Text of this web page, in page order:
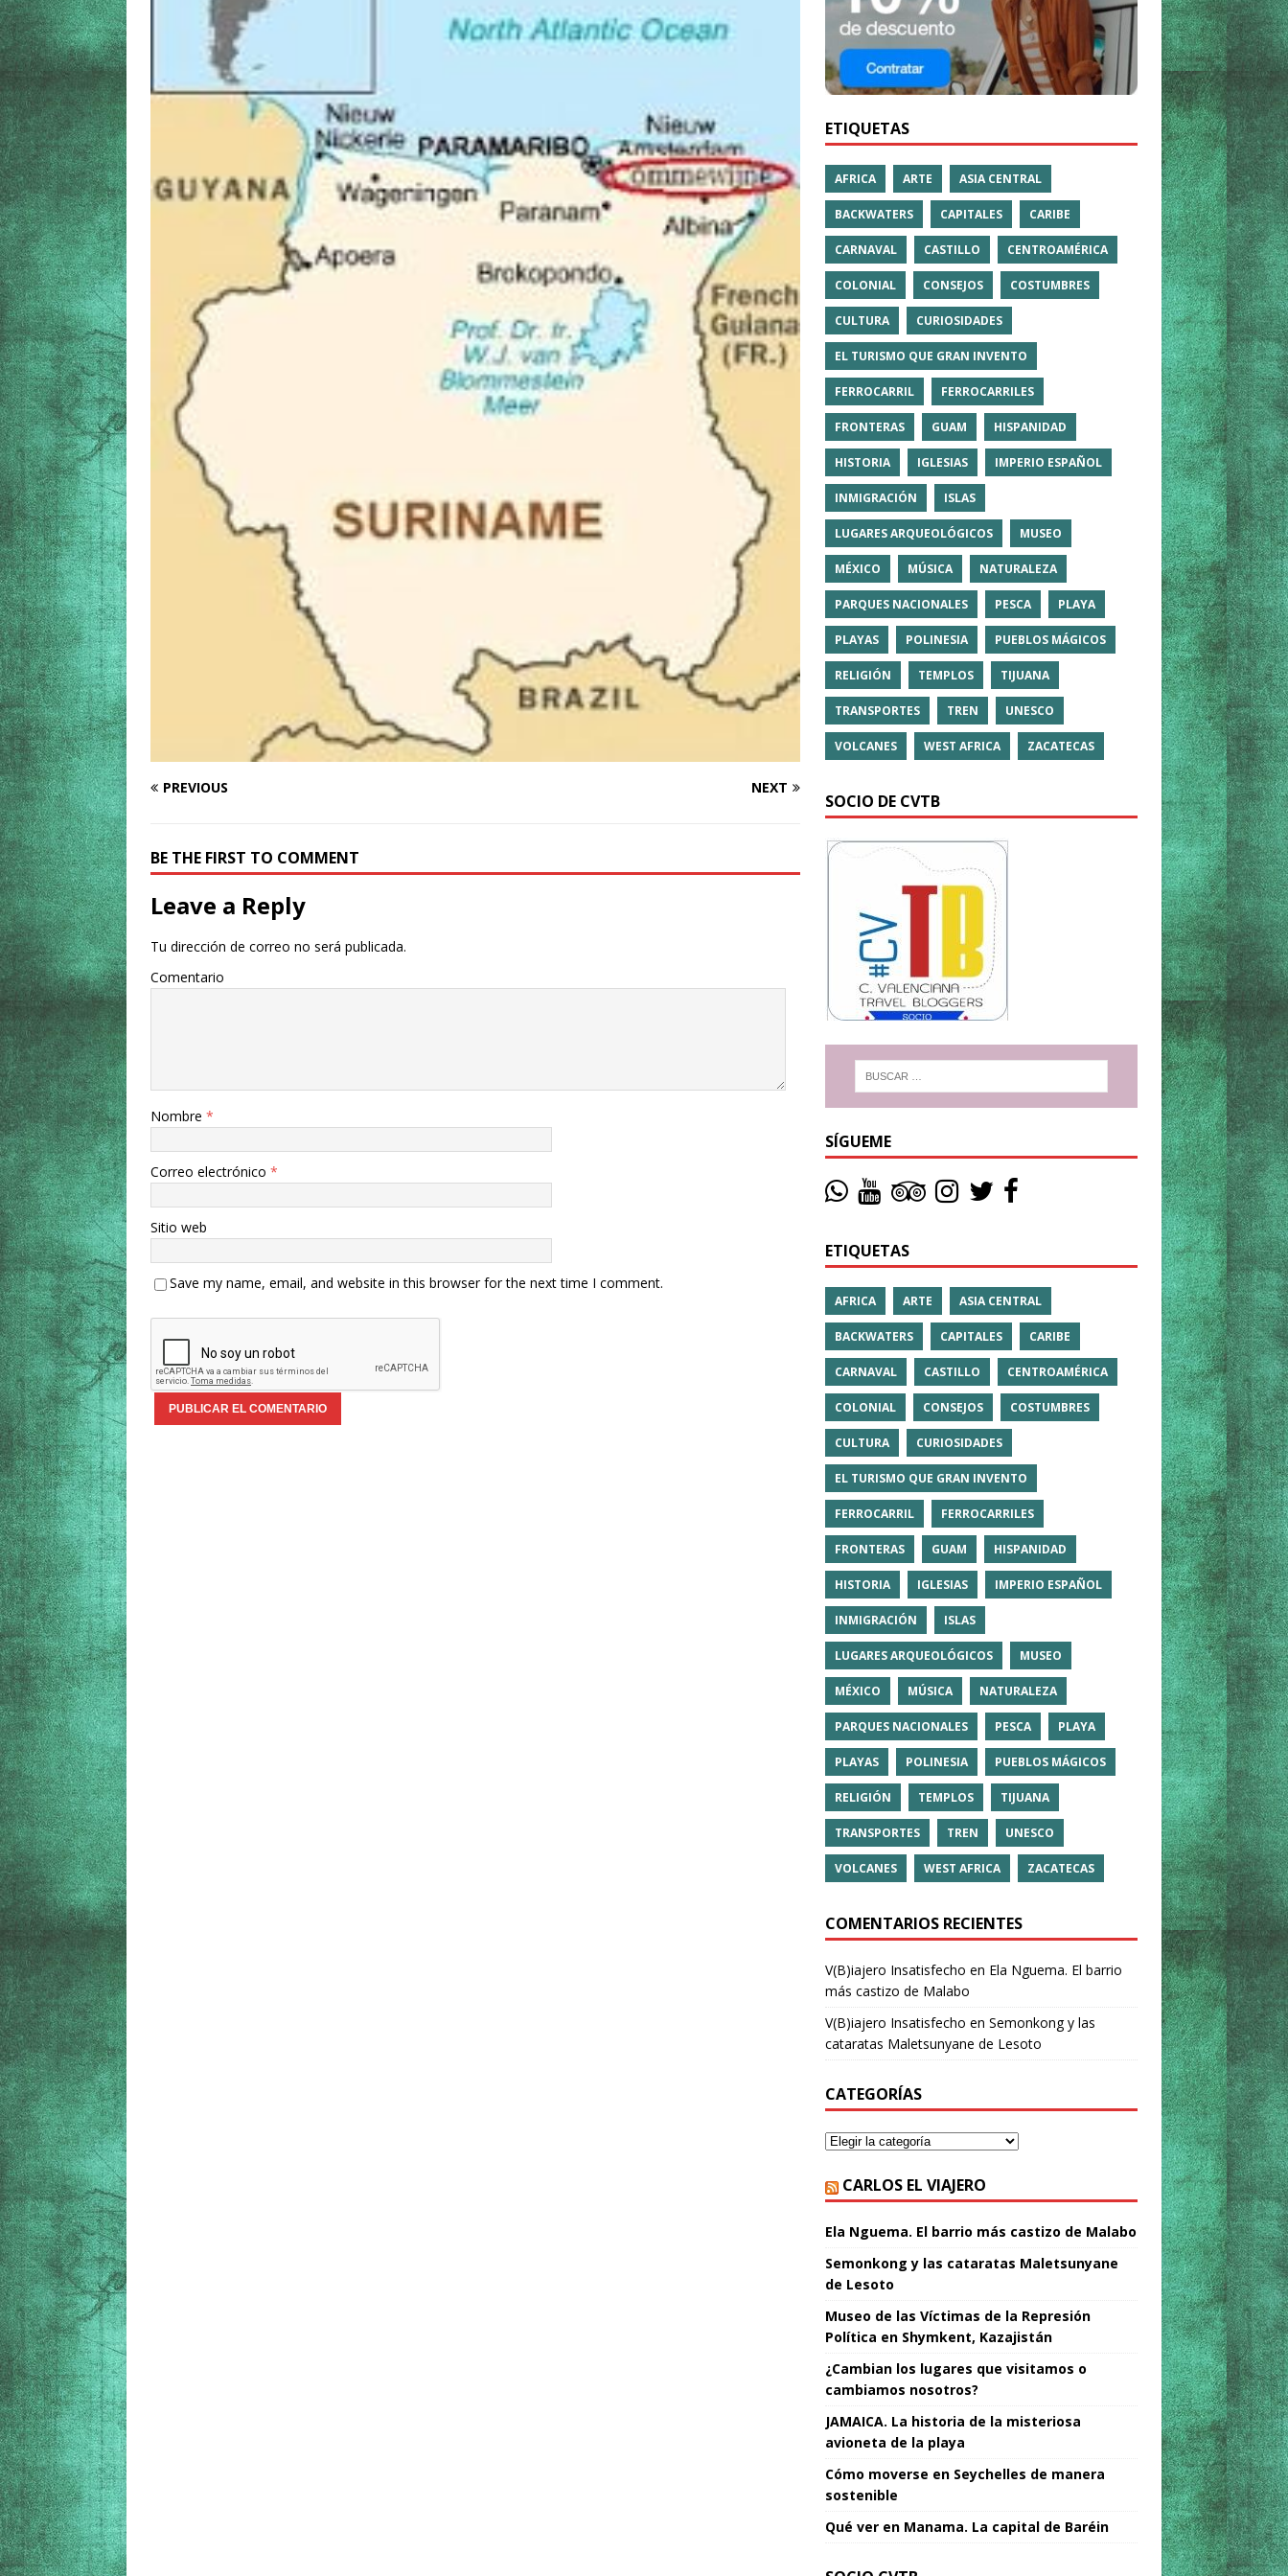
PREVIOUS NEXT
BE THE FIRST TO COMMENT
Leave a Reply
Tu dirección de correo no será publicada.
Comentario
Nombre *
Correo electrónico *
Sitio web
Save my name, email, and website in this browser for the next time I comment.
ETIQUETAS
AFRICA ARTE ASIA CENTRAL
BACKWATERS CAPITALES CARIBE
CARNAVAL CASTILLO CENTROAMÉRICA
COLONIAL CONSEJOS COSTUMBRES
CULTURA CURIOSIDADES
EL TURISMO QUE GRAN INVENTO
FERROCARRIL FERROCARRILES
FRONTERAS GUAM HISPANIDAD
HISTORIA IGLESIAS IMPERIO ESPAÑOL
INMIGRACIÓN ISLAS
LUGARES ARQUEOLÓGICOS MUSEO
MÉXICO MÚSICA NATURALEZA
PARQUES NACIONALES PESCA PLAYA
PLAYAS POLINESIA PUEBLOS MÁGICOS
RELIGIÓN TEMPLOS TIJUANA
TRANSPORTES TREN UNESCO
VOLCANES WEST AFRICA ZACATECAS
SOCIO DE CVTB
SÍGUEME
ETIQUETAS
AFRICA ARTE ASIA CENTRAL
BACKWATERS CAPITALES CARIBE
CARNAVAL CASTILLO CENTROAMÉRICA
COLONIAL CONSEJOS COSTUMBRES
CULTURA CURIOSIDADES
EL TURISMO QUE GRAN INVENTO
FERROCARRIL FERROCARRILES
FRONTERAS GUAM HISPANIDAD
HISTORIA IGLESIAS IMPERIO ESPAÑOL
INMIGRACIÓN ISLAS
LUGARES ARQUEOLÓGICOS MUSEO
MÉXICO MÚSICA NATURALEZA
PARQUES NACIONALES PESCA PLAYA
PLAYAS POLINESIA PUEBLOS MÁGICOS
RELIGIÓN TEMPLOS TIJUANA
TRANSPORTES TREN UNESCO
VOLCANES WEST AFRICA ZACATECAS
COMENTARIOS RECIENTES
V(B)iajero Insatisfecho en Ela Nguema. El barrio
más castizo de Malabo
V(B)iajero Insatisfecho en Semonkong y las
cataratas Maletsunyane de Lesoto
CATEGORÍAS
CARLOS EL VIAJERO
Ela Nguema. El barrio más castizo de Malabo
Semonkong y las cataratas Maletsunyane
de Lesoto
Museo de las Víctimas de la Represión
Política en Shymkent, Kazajistán
¿Cambian los lugares que visitamos o
cambiamos nosotros?
JAMAICA. La historia de la misteriosa
avioneta de la playa
Cómo moverse en Seychelles de manera
sostenible
Qué ver en Manama. La capital de Baréin